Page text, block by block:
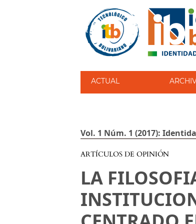
ACTUAL
Vol. 1 Núm. 1 (2017):
ARTÍCULOS DE OPINIÓN
LA